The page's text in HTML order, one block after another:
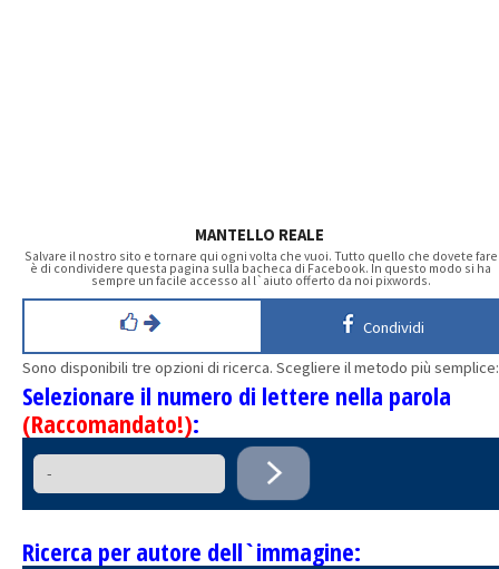
MANTELLO REALE
Salvare il nostro sito e tornare qui ogni volta che vuoi. Tutto quello che dovete fare
è di condividere questa pagina sulla bacheca di Facebook. In questo modo si ha
sempre un facile accesso al l`aiuto offerto da noi pixwords.
Condividi
Sono disponibili tre opzioni di ricerca. Scegliere il metodo più semplice:
Selezionare il numero di lettere nella parola
(Raccomandato!):
Ricerca per autore dell`immagine: